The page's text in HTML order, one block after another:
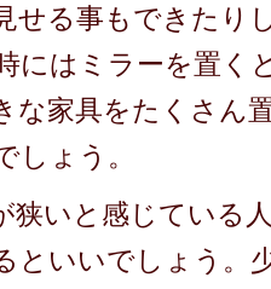
せる事もできたり
にはミラーを置く
な家具をたくさん
しょう。
狭いと感じている
といいでしょう。